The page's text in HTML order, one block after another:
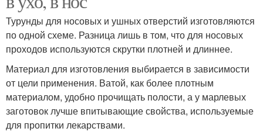
Турунды для носовых и ушных отверстий изготовляются
по одной схеме. Разница лишь в том, что для носовых
проходов используются скрутки плотней и длиннее.
Материал для изготовления выбирается в зависимости
от цели применения. Ватой, как более плотным
материалом, удобно прочищать полости, а у марлевых
заготовок лучше впитывающие свойства, используемые
для пропитки лекарствами.